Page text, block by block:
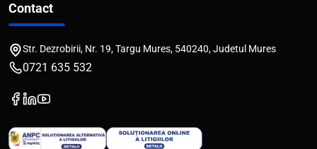
Contact
Str. Dezrobirii, Nr. 19, Targu Mures, 540240, Judetul Mures
0721 635 532